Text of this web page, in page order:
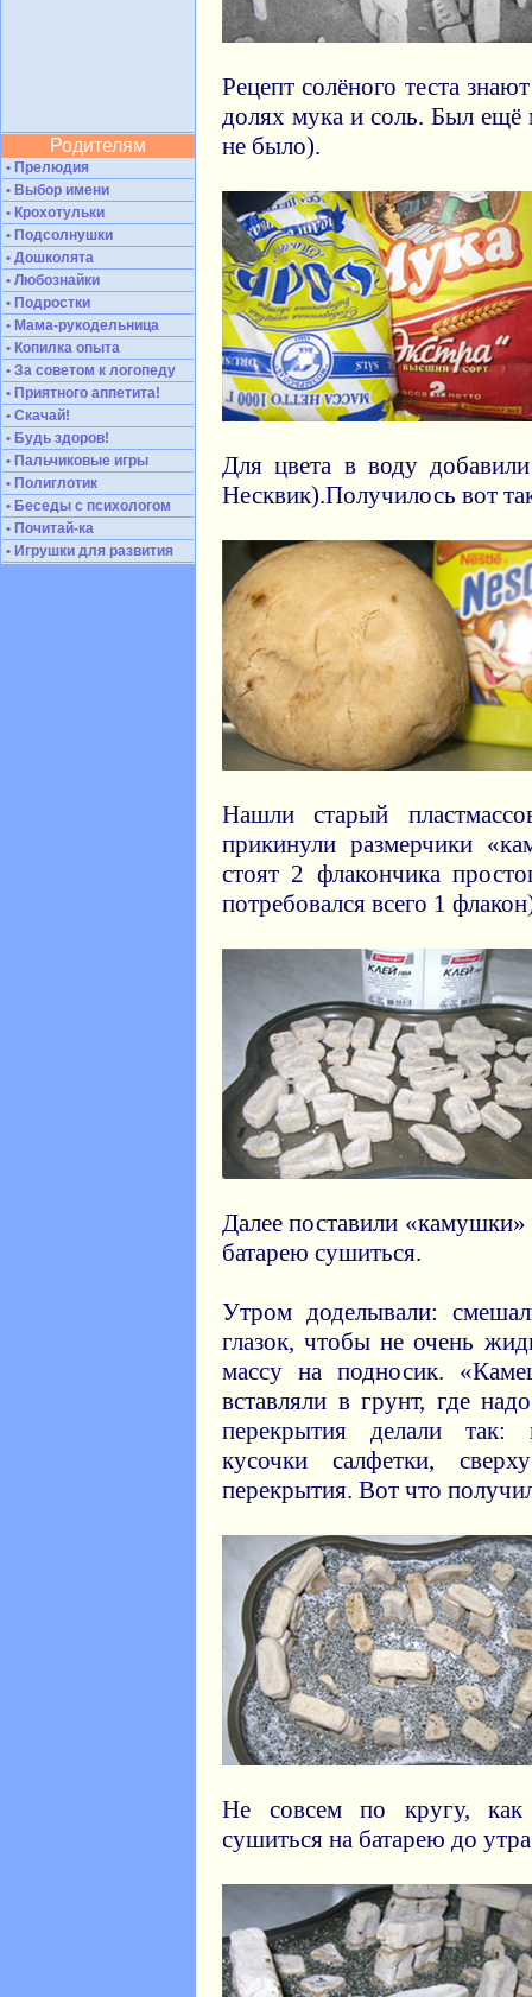
Родителям
• Прелюдия
• Выбор имени
• Крохотульки
• Подсолнушки
• Дошколята
• Любознайки
• Подростки
• Мама-рукодельница
• Копилка опыта
• За советом к логопеду
• Приятного аппетита!
• Скачай!
• Будь здоров!
• Пальчиковые игры
• Полиглотик
• Беседы с психологом
• Почитай-ка
• Игрушки для развития
Рецепт солёного теста
долях мука и соль. Был ещё
не было).
Для цвета в воду
Несквик).Получилось вот
Нашли старый
прикинули размерчики
стоят 2 флакончика
потребовался всего 1
Далее поставили
батарею сушиться.
Утром доделывали:
глазок, чтобы не очень
массу на подносик.
вставляли в грунт, где
перекрытия делали так:
кусочки салфетки,
перекрытия. Вот что
Не совсем по кругу,
сушиться на батарею до